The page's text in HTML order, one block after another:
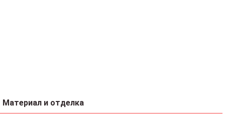
Материал и отделка